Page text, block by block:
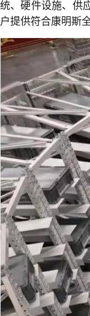
统、硬件设施、供
户提供符合康明斯